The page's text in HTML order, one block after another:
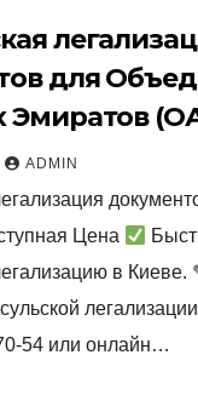
для
Эмиратов
ADMIN
Цена
в Киеве.
54 или онлайн…